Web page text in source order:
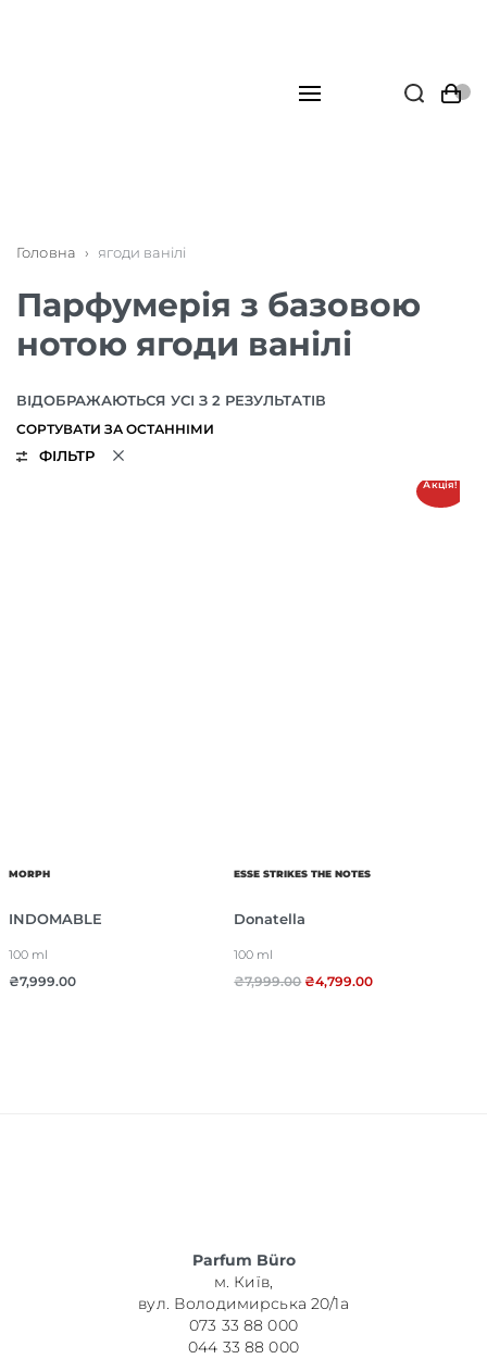
Головна › ягоди ванілі
Парфумерія з базовою
нотою ягоди ванілі
ВІДОБРАЖАЮТЬСЯ УСІ З 2 РЕЗУЛЬТАТІВ
ФІЛЬТР
MORPH
INDOMABLE
100 ml
₴7,999.00
Акція!
ESSE STRIKES THE NOTES
Donatella
100 ml
₴7,999.00 ₴4,799.00
Parfum Büro
м. Київ,
вул. Володимирська 20/1а
073 33 88 000
044 33 88 000